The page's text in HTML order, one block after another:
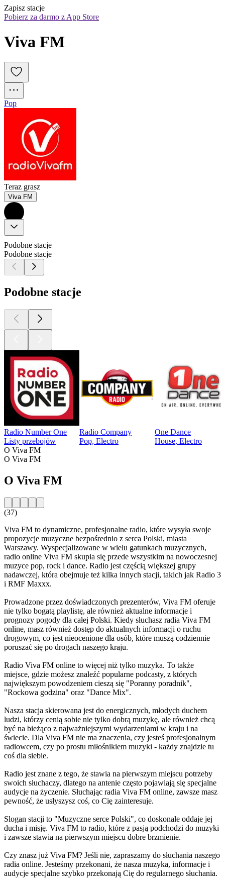
Zapisz stacje
Pobierz za darmo z App Store
Viva FM
Pop
Teraz grasz
Viva FM
Podobne stacje
Podobne stacje
Podobne stacje
Radio Number One
Listy przebojów
Radio Company
Pop, Electro
One Dance
House, Electro
O Viva FM
O Viva FM
O Viva FM
(37)
Viva FM to dynamiczne, profesjonalne radio, które wysyła swoje
propozycje muzyczne bezpośrednio z serca Polski, miasta
Warszawy. Wyspecjalizowane w wielu gatunkach muzycznych,
radio online Viva FM skupia się przede wszystkim na nowoczesnej
muzyce pop, rock i dance. Radio jest częścią większej grupy
nadawczej, która obejmuje też kilka innych stacji, takich jak Radio 3
i RMF Maxxx.
Prowadzone przez doświadczonych prezenterów, Viva FM oferuje
nie tylko bogatą playlistę, ale również aktualne informacje i
prognozy pogody dla całej Polski. Kiedy słuchasz radia Viva FM
online, masz również dostęp do aktualnych informacji o ruchu
drogowym, co jest nieocenione dla osób, które muszą codziennie
poruszać się po drogach naszego kraju.
Radio Viva FM online to więcej niż tylko muzyka. To także
miejsce, gdzie możesz znaleźć popularne podcasty, z których
największym powodzeniem cieszą się "Poranny poradnik",
"Rockowa godzina" oraz "Dance Mix".
Nasza stacja skierowana jest do energicznych, młodych duchem
ludzi, którzy cenią sobie nie tylko dobrą muzykę, ale również chcą
być na bieżąco z najważniejszymi wydarzeniami w kraju i na
świecie. Dla Viva FM nie ma znaczenia, czy jesteś profesjonalnym
radiowcem, czy po prostu miłośnikiem muzyki - każdy znajdzie tu
coś dla siebie.
Radio jest znane z tego, że stawia na pierwszym miejscu potrzeby
swoich słuchaczy, dlatego na antenie często pojawiają się specjalne
audycje na życzenie. Słuchając radia Viva FM online, zawsze masz
pewność, że usłyszysz coś, co Cię zainteresuje.
Slogan stacji to "Muzyczne serce Polski", co doskonale oddaje jej
ducha i misję. Viva FM to radio, które z pasją podchodzi do muzyki
i zawsze stawia na pierwszym miejscu dobre brzmienie.
Czy znasz już Viva FM? Jeśli nie, zapraszamy do słuchania naszego
radia online. Jesteśmy przekonani, że nasza muzyka, informacje i
audycje specjalne szybko przekonają Cię do regularnego słuchania.